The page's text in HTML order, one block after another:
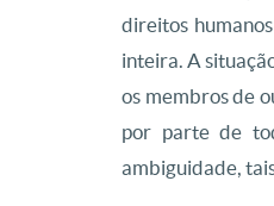
direitos
inteira. A
os membros de
por parte de
ambiguidade,